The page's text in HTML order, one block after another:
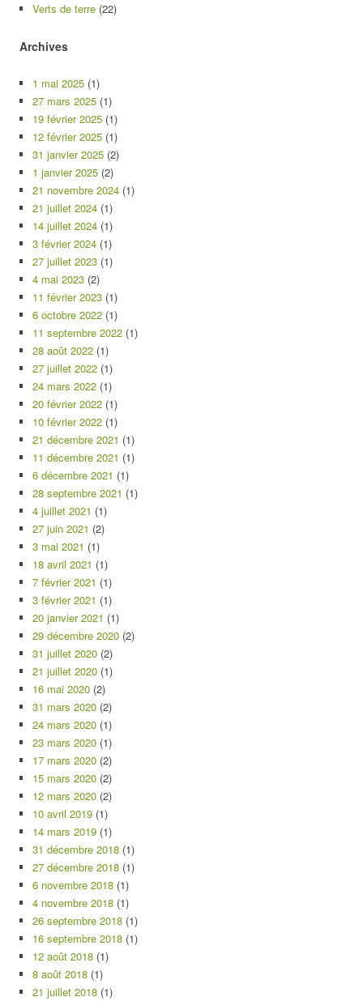
Verts de terre (22)
Archives
1 mai 2025 (1)
27 mars 2025 (1)
19 février 2025 (1)
12 février 2025 (1)
31 janvier 2025 (2)
1 janvier 2025 (2)
21 novembre 2024 (1)
21 juillet 2024 (1)
14 juillet 2024 (1)
3 février 2024 (1)
27 juillet 2023 (1)
4 mai 2023 (2)
11 février 2023 (1)
6 octobre 2022 (1)
11 septembre 2022 (1)
28 août 2022 (1)
27 juillet 2022 (1)
24 mars 2022 (1)
20 février 2022 (1)
10 février 2022 (1)
21 décembre 2021 (1)
11 décembre 2021 (1)
6 décembre 2021 (1)
28 septembre 2021 (1)
4 juillet 2021 (1)
27 juin 2021 (2)
3 mai 2021 (1)
18 avril 2021 (1)
7 février 2021 (1)
3 février 2021 (1)
20 janvier 2021 (1)
29 décembre 2020 (2)
31 juillet 2020 (2)
21 juillet 2020 (1)
16 mai 2020 (2)
31 mars 2020 (2)
24 mars 2020 (1)
23 mars 2020 (1)
17 mars 2020 (2)
15 mars 2020 (2)
12 mars 2020 (2)
10 avril 2019 (1)
14 mars 2019 (1)
31 décembre 2018 (1)
27 décembre 2018 (1)
6 novembre 2018 (1)
4 novembre 2018 (1)
26 septembre 2018 (1)
16 septembre 2018 (1)
12 août 2018 (1)
8 août 2018 (1)
21 juillet 2018 (1)